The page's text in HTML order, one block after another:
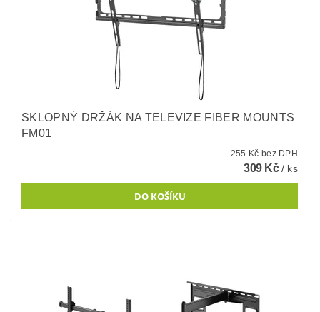
SKLOPNÝ DRŽÁK NA TELEVIZE FIBER MOUNTS
FM01
255 Kč bez DPH
309 Kč/ ks